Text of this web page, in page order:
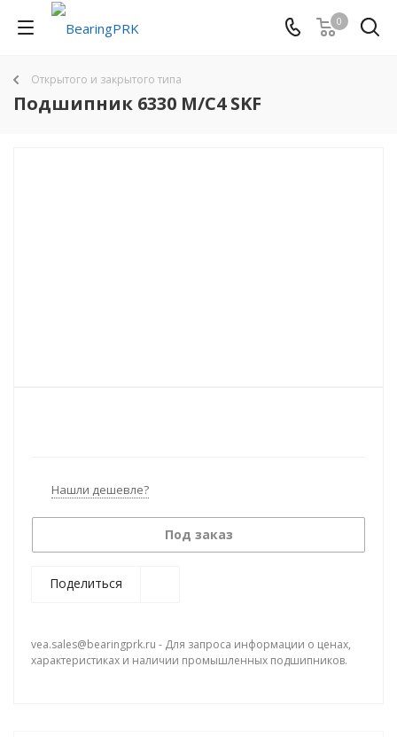
0
Открытого и закрытого типа
Подшипник 6330 M/C4 SKF
Нашли дешевле?
Под заказ
Поделиться
vea.sales@bearingprk.ru - Для запроса информации о ценах,
характеристиках и наличии промышленных подшипников.